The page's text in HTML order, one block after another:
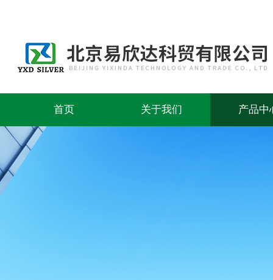
首页 关于我们 产品中